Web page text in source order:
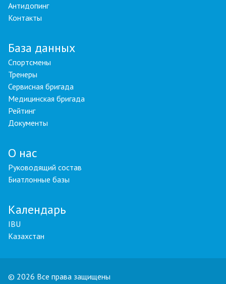
Антидопинг
Контакты
База данных
Спортсмены
Тренеры
Сервисная бригада
Медицинская бригада
Рейтинг
Документы
О нас
Руководящий состав
Биатлонные базы
Календарь
IBU
Казахстан
© 2026 Все права защищены